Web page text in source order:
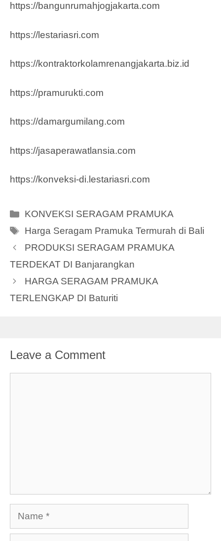
https://bangunrumahjogjakarta.com
https://lestariasri.com
https://kontraktorkolamrenangjakarta.biz.id
https://pramurukti.com
https://damargumilang.com
https://jasaperawatlansia.com
https://konveksi-di.lestariasri.com
Categories
KONVEKSI SERAGAM PRAMUKA
Tags
Harga Seragam Pramuka Termurah di Bali
PRODUKSI SERAGAM PRAMUKA
TERDEKAT DI Banjarangkan
HARGA SERAGAM PRAMUKA
TERLENGKAP DI Baturiti
Leave a Comment
Name